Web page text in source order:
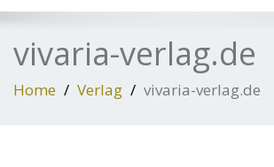
vivaria-verlag.de
Home Verlag vivaria-verlag.de